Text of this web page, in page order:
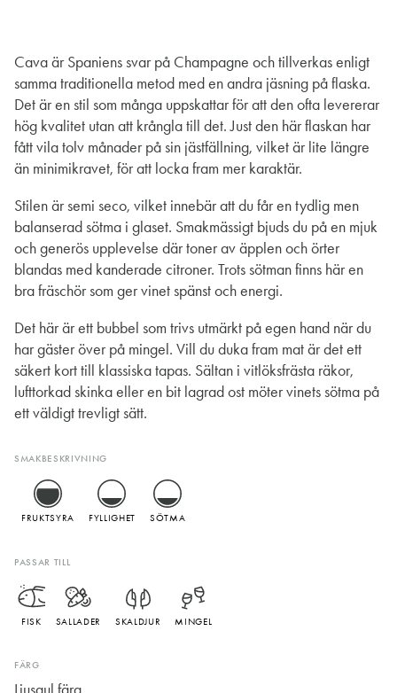
Cava är Spaniens svar på Champagne och tillverkas enligt
samma traditionella metod med en andra jäsning på flaska.
Det är en stil som många uppskattar för att den ofta levererar
hög kvalitet utan att krångla till det. Just den här flaskan har
fått vila tolv månader på sin jästfällning, vilket är lite längre
än minimikravet, för att locka fram mer karaktär.
Stilen är semi seco, vilket innebär att du får en tydlig men
balanserad sötma i glaset. Smakmässigt bjuds du på en mjuk
och generös upplevelse där toner av äpplen och örter
blandas med kanderade citroner. Trots sötman finns här en
bra fräschör som ger vinet spänst och energi.
Det här är ett bubbel som trivs utmärkt på egen hand när du
har gäster över på mingel. Vill du duka fram mat är det ett
säkert kort till klassiska tapas. Sältan i vitlöksfrästa räkor,
lufttorkad skinka eller en bit lagrad ost möter vinets sötma på
ett väldigt trevligt sätt.
SMAKBESKRIVNING
FRUKTSYRA FYLLIGHET SÖTMA
PASSAR TILL
FISK SALLADER SKALDJUR MINGEL
FÄRG